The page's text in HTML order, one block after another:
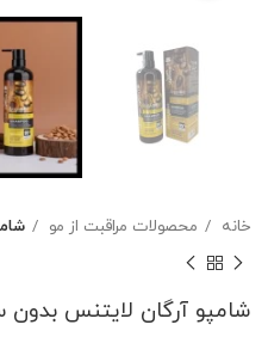
خانه محصولات مراقبت از مو
شامپو آرگان لایتنس بدون سولفات